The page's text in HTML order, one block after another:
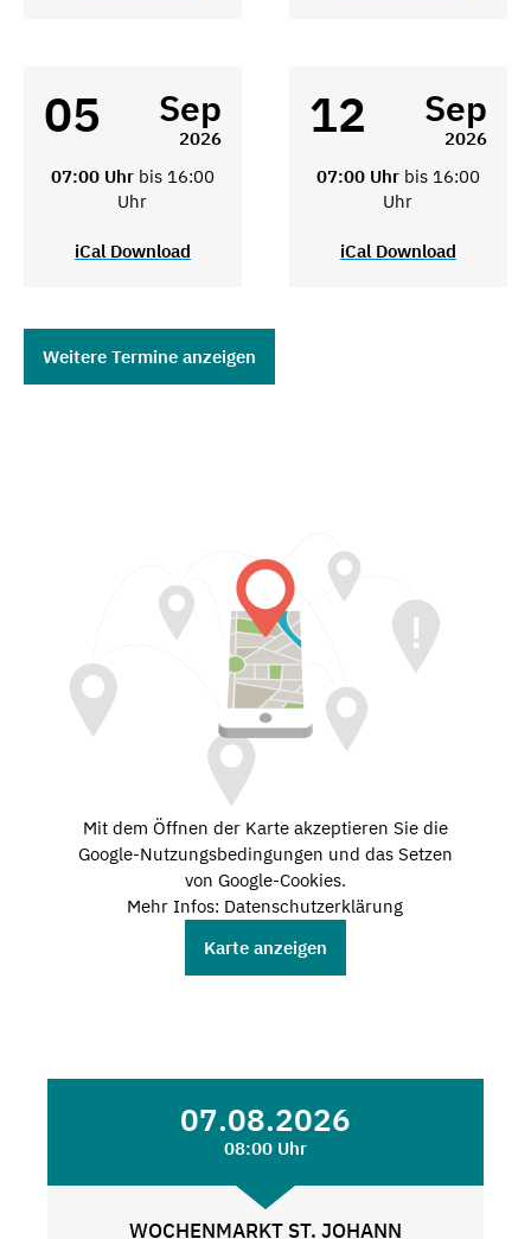
05 Sep
2026
07:00 Uhr bis 16:00
Uhr
iCal Download
12 Sep
2026
07:00 Uhr bis 16:00
Uhr
iCal Download
Weitere Termine anzeigen
Mit dem Öffnen der Karte akzeptieren Sie die
Google-Nutzungsbedingungen und das Setzen
von Google-Cookies.
Mehr Infos: Datenschutzerklärung
Karte anzeigen
07.08.2026
08:00 Uhr
WOCHENMARKT ST. JOHANN